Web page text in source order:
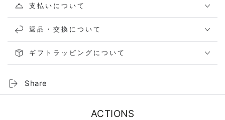
支払いについて
返品・交換について
ギフトラッピングについて
Share
ACTIONS